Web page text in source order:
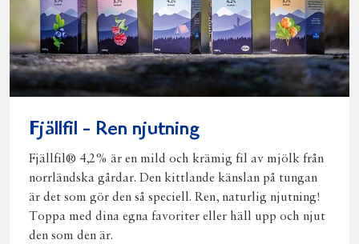
Fjällfil - Ren njutning
Fjällfil® 4,2% är en mild och krämig fil av mjölk från
norrländska gårdar. Den kittlande känslan på tungan
är det som gör den så speciell. Ren, naturlig njutning!
Toppa med dina egna favoriter eller häll upp och njut
den som den är.